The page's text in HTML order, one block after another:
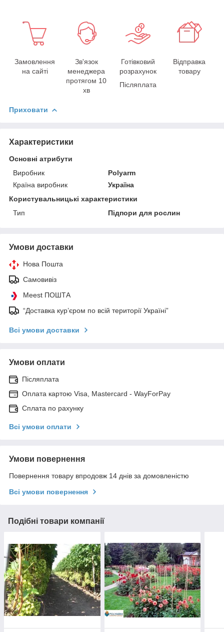
Замовлення
на сайті
Зв'язок
менеджера
протягом 10
хв
Готівковий
розрахунок
Післяплата
Відправка
товару
Приховати
Характеристики
Основні атрибути
Виробник
Polyarm
Країна виробник
Україна
Користувальницькі характеристики
Тип
Підпори для рослин
Умови доставки
Нова Пошта
Самовивіз
Meest ПОШТА
“Доставка кур’єром по всій території Україні”
Всі умови доставки
Умови оплати
Післяплата
Оплата картою Visa, Mastercard - WayForPay
Сплата по рахунку
Всі умови оплати
Умови повернення
Повернення товару впродовж 14 днів за домовленістю
Всі умови повернення
Подібні товари компанії